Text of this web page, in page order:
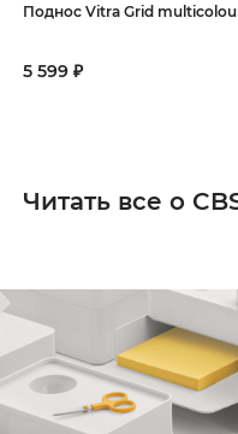
Поднос Vitra Grid
5 599 ₽
Читать все о